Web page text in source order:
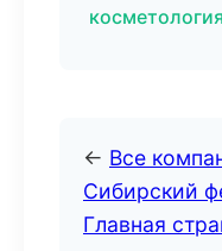
← Все
Сибирский
Главная